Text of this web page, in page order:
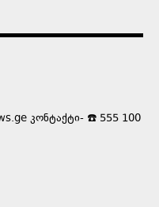
კონტაქტი- ☎️ 555 100